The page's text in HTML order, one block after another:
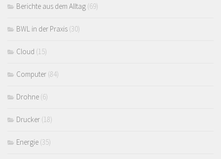
Berichte aus dem Alltag (69)
BWL in der Praxis (30)
Cloud (15)
Computer (84)
Drohne (6)
Drucker (18)
Energie (35)